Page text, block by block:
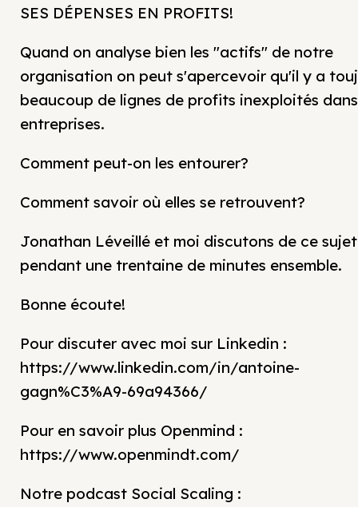
SES DÉPENSES EN PROFITS!
Quand on analyse bien les "actifs" de notre
organisation on peut s'apercevoir qu'il y a
beaucoup de lignes de profits inexploités
entreprises.
Comment peut-on les entourer?
Comment savoir où elles se retrouvent?
Jonathan Léveillé et moi discutons de ce sujet
pendant une trentaine de minutes ensemble.
Bonne écoute!
Pour discuter avec moi sur Linkedin :
https://www.linkedin.com/in/antoine-
gagn%C3%A9-69a94366/
Pour en savoir plus Openmind :
https://www.openmindt.com/
Notre podcast Social Scaling :